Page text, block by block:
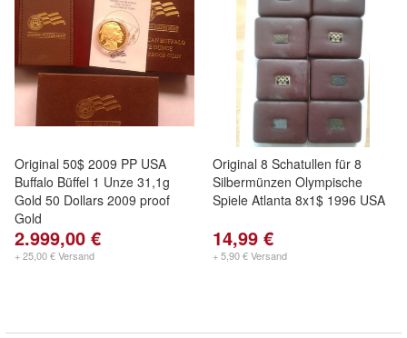
Original 50$ 2009 PP USA
Buffalo Büffel 1 Unze 31,1g
Gold 50 Dollars 2009 proof
Gold
2.999,00 €
+ 25,00 € Versand
Original 8 Schatullen für 8
Silbermünzen Olympische
Spiele Atlanta 8x1$ 1996 USA
14,99 €
+ 5,90 € Versand